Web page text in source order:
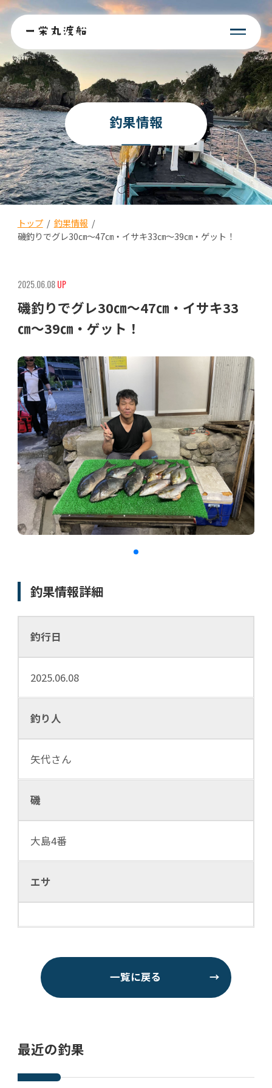
釣果情報
トップ/ 釣果情報 /
磯釣りでグレ30㎝〜47㎝・イサキ33㎝〜39㎝・ゲット！
2025.06.08UP
磯釣りでグレ30㎝〜47㎝・イサキ33
㎝〜39㎝・ゲット！
釣果情報詳細
釣行日
2025.06.08
釣り人
矢代さん
磯
大島4番
エサ
一覧に戻る →
最近の釣果